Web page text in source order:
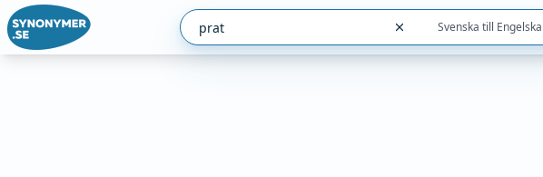
Svenska till Engelska